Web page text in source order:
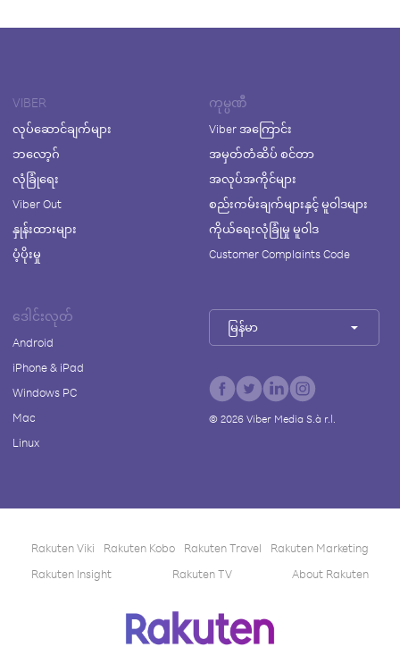
VIBER
လုပ်ဆောင်ချက်များ
ဘလော့ဂ်
လုံခြုံရေး
Viber Out
နှုန်းထားများ
ပံ့ပိုးမှု
ကုမ္ပဏီ
Viber အကြောင်း
အမှတ်တံဆိပ် စင်တာ
အလုပ်အကိုင်များ
စည်းကမ်းချက်များနှင့် မူဝါဒများ
ကိုယ်ရေးလုံခြုံမှု မူဝါဒ
Customer Complaints Code
ဒေါင်းလုတ်
Android
iPhone & iPad
Windows PC
Mac
Linux
မြန်မာ
© 2026Viber Media S.à r.l.
Rakuten Viki Rakuten Kobo Rakuten Travel
Rakuten Marketing
Rakuten Insight
Rakuten TV About Rakuten